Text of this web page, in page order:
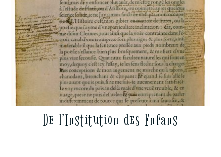
De l’Institution des Enfans